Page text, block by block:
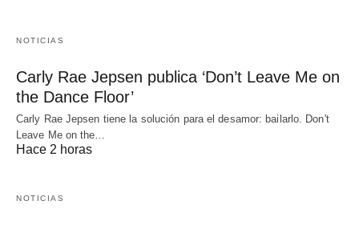
NOTICIAS
Carly Rae Jepsen publica ‘Don’t Leave Me on
the Dance Floor’
Carly Rae Jepsen tiene la solución para el desamor: bailarlo. Don't
Leave Me on the…
Hace 2 horas
NOTICIAS